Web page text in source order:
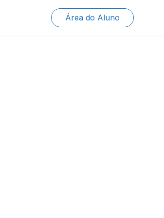
Área do Aluno